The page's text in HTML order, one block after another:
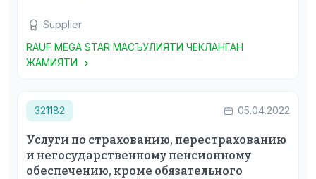
Supplier
RAUF MEGA STAR МАСЪУЛИЯТИ ЧЕКЛАНГАН
ЖАМИЯТИ
321182 05.04.2022
Услуги по страхованию, перестрахованию
и негосударственному пенсионному
обеспечению, кроме обязательного